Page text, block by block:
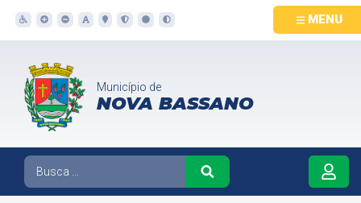
MENU
Município de
NOVA BASSANO